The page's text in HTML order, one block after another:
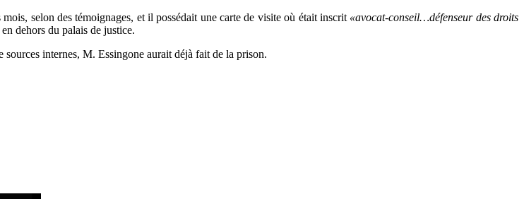
selon des témoignages, et il possédait une carte de visite où était inscrit «avocat-conseil…défenseur des droits
dehors du palais de justice.
internes, M. Essingone aurait déjà fait de la prison.